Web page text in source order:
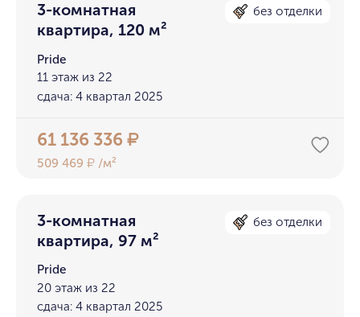
3-комнатная
квартира, 120 м²
без отделки
Pride
11 этаж из 22
сдача: 4 квартал 2025
61 136 336₽
509 469₽ /м²
3-комнатная
квартира, 97 м²
без отделки
Pride
20 этаж из 22
сдача: 4 квартал 2025